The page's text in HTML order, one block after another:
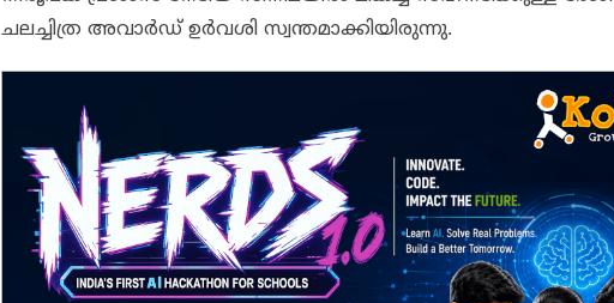
ചലച്ചിത്ര അവാര്‍ഡ് ഉര്‍വശി സ്വന്തമാക്കിയിരുന്നു.